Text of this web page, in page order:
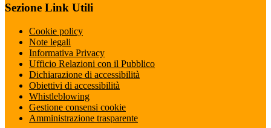
Sezione Link Utili
Cookie policy
Note legali
Informativa Privacy
Ufficio Relazioni con il Pubblico
Dichiarazione di accessibilità
Obiettivi di accessibilità
Whistleblowing
Gestione consensi cookie
Amministrazione trasparente